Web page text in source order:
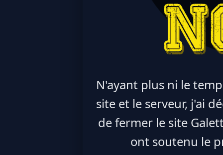
N'ayant plus ni le
site et le serveur, j'ai
de fermer le site
ont soutenu le